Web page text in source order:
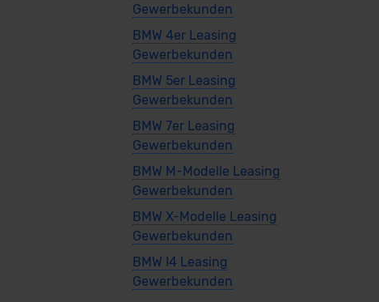
Gewerbekunden
BMW 4er Leasing
Gewerbekunden
BMW 5er Leasing
Gewerbekunden
BMW 7er Leasing
Gewerbekunden
BMW M-Modelle Leasing
Gewerbekunden
BMW X-Modelle Leasing
Gewerbekunden
BMW I4 Leasing
Gewerbekunden